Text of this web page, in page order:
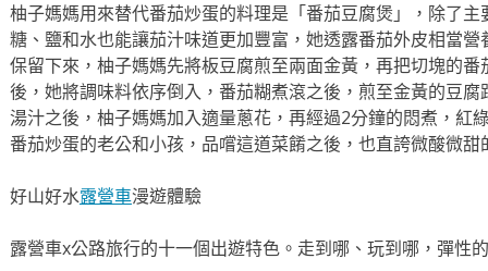
柚子媽媽用來替代番茄炒蛋的料理是「番茄豆腐煲」，除了
糖、鹽和水也能讓茄汁味道更加豐富，她透露番茄外皮相當
保留下來，柚子媽媽先將板豆腐煎至兩面金黃，再把切塊的
後，她將調味料依序倒入，番茄糊煮滾之後，煎至金黃的豆
湯汁之後，柚子媽媽加入適量蔥花，再經過2分鐘的悶煮，紅
番茄炒蛋的老公和小孩，品嚐這道菜餚之後，也直誇微酸微
好山好水露營車漫遊體驗
露營車x公路旅行的十一個出遊特色。走到哪、玩到哪，彈性